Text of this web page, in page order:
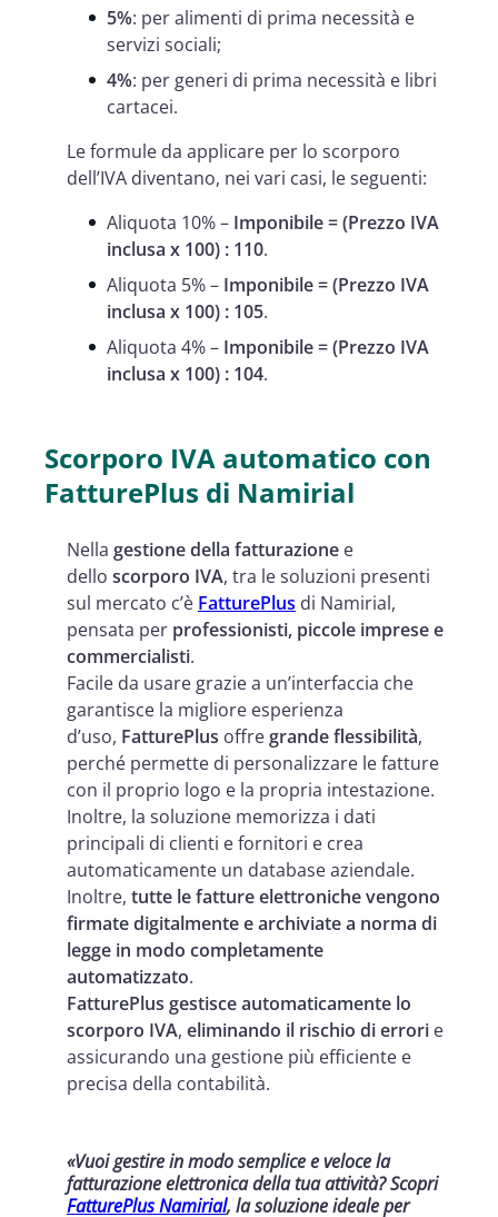
5%: per alimenti di prima necessità e
servizi sociali;
4%: per generi di prima necessità e libri
cartacei.
Le formule da applicare per lo scorporo
dell’IVA diventano, nei vari casi, le seguenti:
Aliquota 10% – Imponibile = (Prezzo IVA
inclusa x 100) : 110.
Aliquota 5% – Imponibile = (Prezzo IVA
inclusa x 100) : 105.
Aliquota 4% – Imponibile = (Prezzo IVA
inclusa x 100) : 104.
Scorporo IVA automatico con
FatturePlus di Namirial
Nella gestione della fatturazione e
dello scorporo IVA, tra le soluzioni presenti
sul mercato c’è FatturePlus di Namirial,
pensata per professionisti, piccole imprese e
commercialisti.
Facile da usare grazie a un’interfaccia che
garantisce la migliore esperienza
d’uso, FatturePlus offregrande flessibilità,
perché permette di personalizzare le fatture
con il proprio logo e la propria intestazione.
Inoltre, la soluzione memorizza i dati
principali di clienti e fornitori e crea
automaticamente un database aziendale.
Inoltre, tutte le fatture elettroniche vengono
firmate digitalmente e archiviate a norma di
legge in modo completamente
automatizzato.
FatturePlus gestisce automaticamente lo
scorporo IVA, eliminando il rischio di errori e
assicurando una gestione più efficiente e
precisa della contabilità.
«Vuoi gestire in modo semplice e veloce la
fatturazione elettronica della tua attività? Scopri
FatturePlus Namirial, la soluzione ideale per